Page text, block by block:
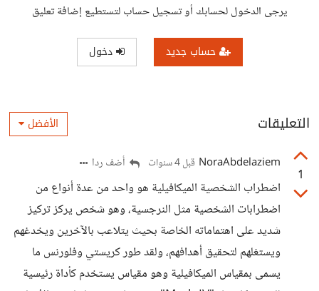
يرجى الدخول لحسابك أو تسجيل حساب لتستطيع إضافة تعليق
حساب جديد دخول
التعليقات الأفضل
1
NoraAbdelaziem قبل 4 سنوات أضف ردا
اضطراب الشخصية الميكافيلية هو واحد من عدة أنواع من
اضطرابات الشخصية مثل النرجسية، وهو شخص يركز تركيز
شديد على اهتماماته الخاصة بحيث يتلاعب بالآخرين ويخدغهم
ويستغلهم لتحقيق أهدافهم، ولقد طور كريستي وفلورنس ما
يسمى بمقياس الميكافيلية وهو مقياس يستخدم كأداة رئيسية